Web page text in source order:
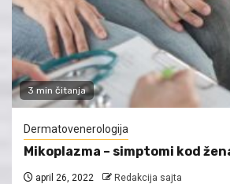
3 min čitanja
Dermatovenerologija
Mikoplazma – simptomi kod
april 26, 2022 Redakcija sajta